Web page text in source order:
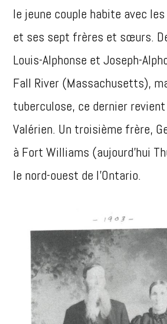
le jeune couple habite avec
et ses sept frères et sœurs.
Louis-Alphonse et Joseph-
Fall River (Massachusetts),
tuberculose, ce dernier
Valérien. Un troisième frère,
à Fort Williams (aujourd’hui
le nord-ouest de l’Ontario.